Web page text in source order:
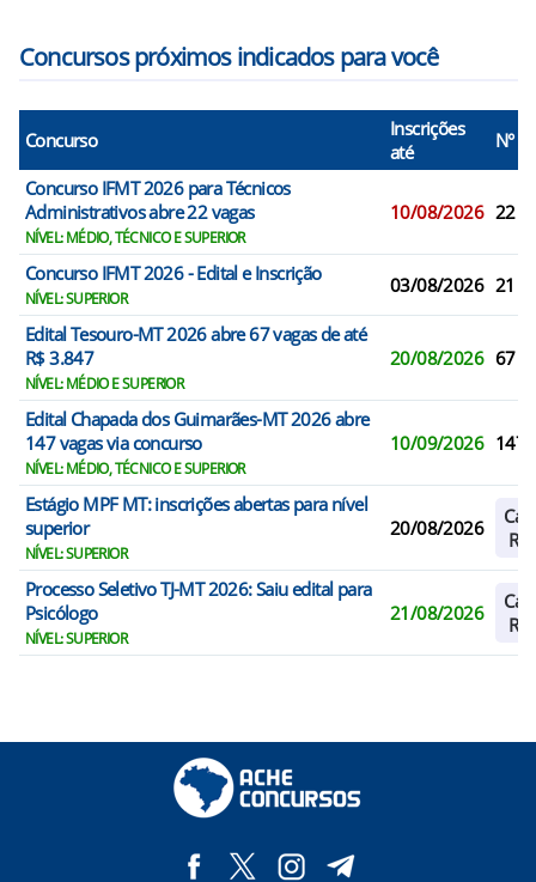
Concursos próximos indicados para você
Concurso
Inscrições
até
N°
Concurso IFMT 2026 para Técnicos
Administrativos abre 22 vagas
NÍVEL: MÉDIO, TÉCNICO E SUPERIOR
10/08/2026 22
Concurso IFMT 2026 - Edital e Inscrição
NÍVEL: SUPERIOR
03/08/2026 21
Edital Tesouro-MT 2026 abre 67 vagas de até
R$ 3.847
NÍVEL: MÉDIO E SUPERIOR
20/08/2026 67
Edital Chapada dos Guimarães-MT 2026 abre
147 vagas via concurso
NÍVEL: MÉDIO, TÉCNICO E SUPERIOR
10/09/2026 147
Estágio MPF MT: inscrições abertas para nível
superior
NÍVEL: SUPERIOR
20/08/2026
Processo Seletivo TJ-MT 2026: Saiu edital para
Psicólogo
NÍVEL: SUPERIOR
21/08/2026